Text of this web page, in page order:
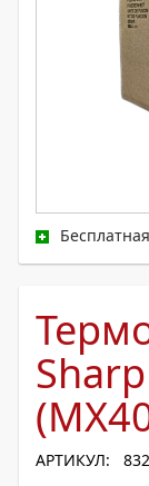
АРТИКУЛ: